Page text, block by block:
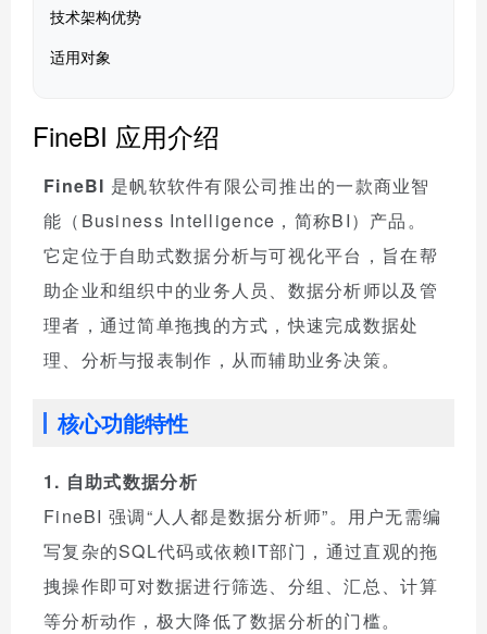
技术架构优势
适用对象
FineBI 应用介绍
FineBI 是帆软软件有限公司推出的一款商业智
能（Business Intelligence，简称BI）产品。
它定位于自助式数据分析与可视化平台，旨在帮
助企业和组织中的业务人员、数据分析师以及管
理者，通过简单拖拽的方式，快速完成数据处
理、分析与报表制作，从而辅助业务决策。
核心功能特性
1. 自助式数据分析
FineBI 强调“人人都是数据分析师”。用户无需编
写复杂的SQL代码或依赖IT部门，通过直观的拖
拽操作即可对数据进行筛选、分组、汇总、计算
等分析动作，极大降低了数据分析的门槛。